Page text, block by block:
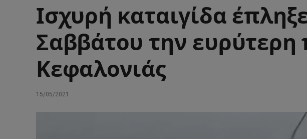
Ισχυρή καταιγίδα
Σαββάτου την ευρύτερη
Κεφαλονιάς
15/05/2021